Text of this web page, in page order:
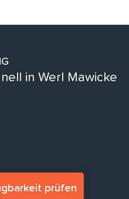
in Werl Mawicke
prüfen